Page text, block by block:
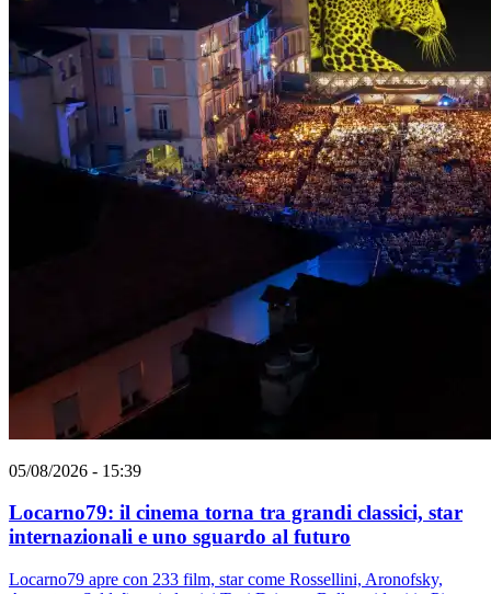
05/08/2026 - 15:39
Locarno79: il cinema torna tra grandi classici, star
internazionali e uno sguardo al futuro
Locarno79 apre con 233 film, star come Rossellini, Aronofsky,